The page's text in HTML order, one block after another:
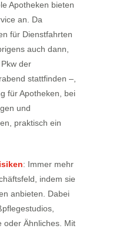
Apotheken bieten
an. Da
für Dienstfahrten
auch dann,
der
stattfinden –,
für Apotheken, bei
und
praktisch ein
: Immer mehr
indem sie
anbieten. Dabei
oder Ähnliches. Mit